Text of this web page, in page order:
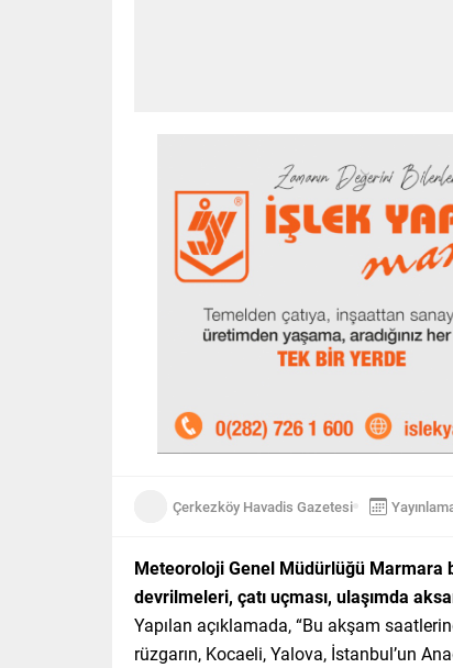
Çerkezköy Havadis Gazetesi
Meteoroloji Genel Müdürlüğü Marmara
devrilmeleri, çatı uçması, ulaşımda
Yapılan açıklamada, “Bu akşam
rüzgarın, Kocaeli, Yalova, İstanbul’un